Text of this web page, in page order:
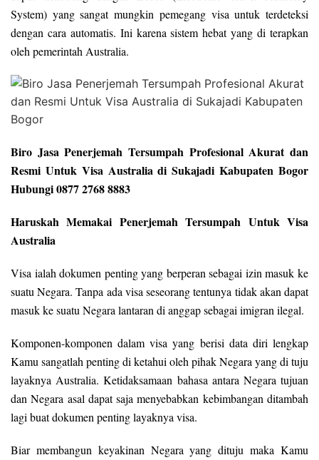
System) yang sangat mungkin pemegang visa untuk terdeteksi
dengan cara automatis. Ini karena sistem hebat yang di terapkan
oleh pemerintah Australia.
Biro Jasa Penerjemah Tersumpah Profesional Akurat dan
Resmi Untuk Visa Australia di Sukajadi Kabupaten Bogor
Hubungi 0877 2768 8883
Haruskah Memakai Penerjemah Tersumpah Untuk Visa
Australia
Visa ialah dokumen penting yang berperan sebagai izin masuk ke
suatu Negara. Tanpa ada visa seseorang tentunya tidak akan dapat
masuk ke suatu Negara lantaran di anggap sebagai imigran ilegal.
Komponen-komponen dalam visa yang berisi data diri lengkap
Kamu sangatlah penting di ketahui oleh pihak Negara yang di tuju
layaknya Australia. Ketidaksamaan bahasa antara Negara tujuan
dan Negara asal dapat saja menyebabkan kebimbangan ditambah
lagi buat dokumen penting layaknya visa.
Biar membangun keyakinan Negara yang dituju maka Kamu